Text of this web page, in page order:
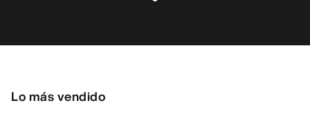
Lo más vendido